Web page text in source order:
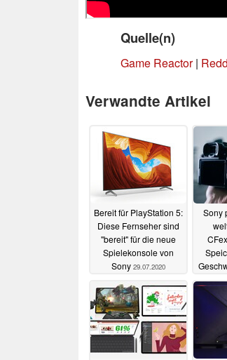
Quelle(n)
Game Reactor|
Verwandte Artikel
Bereit für PlayStation 5:
Diese Fernseher sind
"bereit" für die neue
Spielekonsole von
Sony 29.07.2020
Sony
800